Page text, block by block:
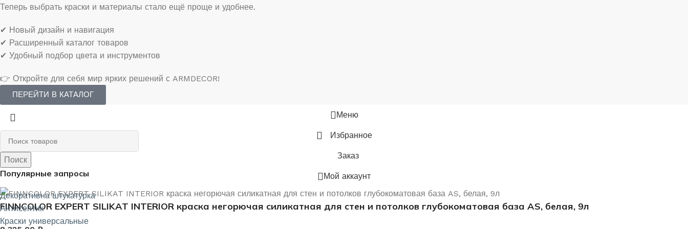
Теперь выбрать краски и материалы стало ещё проще и удобнее.
✔ Новый дизайн и навигация
✔ Расширенный каталог товаров
✔ Удобный подбор цвета и инструментов
👉 Откройте для себя мир ярких решений с ARMDECOR!
ПЕРЕЙТИ В КАТАЛОГ
Поиск
Популярные запросы
Декоративна штукатурка
Антисептик
Краски универсальные
Меню
Избранное
Заказ
Мой аккаунт
FINNCOLOR EXPERT SILIKAT INTERIOR краска негорючая силикатная для стен и потолков глубокоматовая база AS, белая, 9л